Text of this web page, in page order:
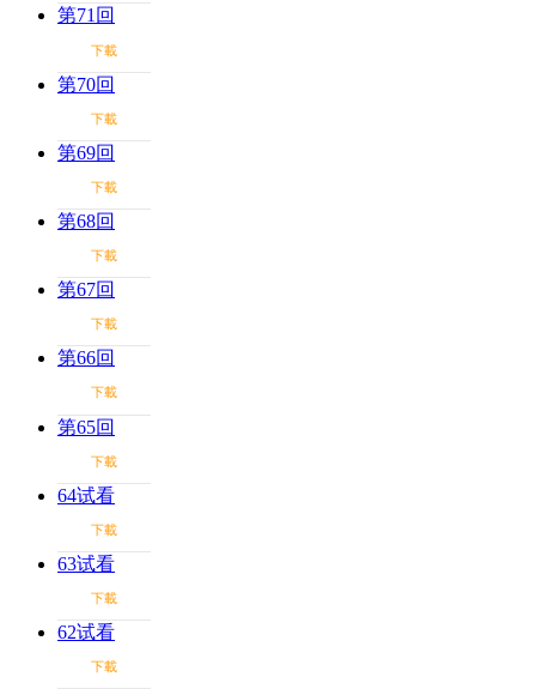
第71回
下載
第70回
下載
第69回
下載
第68回
下載
第67回
下載
第66回
下載
第65回
下載
64试看
下載
63试看
下載
62试看
下載